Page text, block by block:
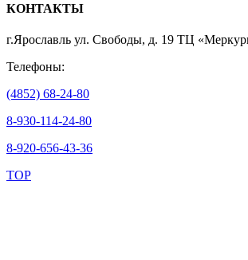
КОНТАКТЫ
г.Ярославль ул. Свободы, д. 19 ТЦ
Телефоны:
(4852) 68-24-80
8-930-114-24-80
8-920-656-43-36
TOP